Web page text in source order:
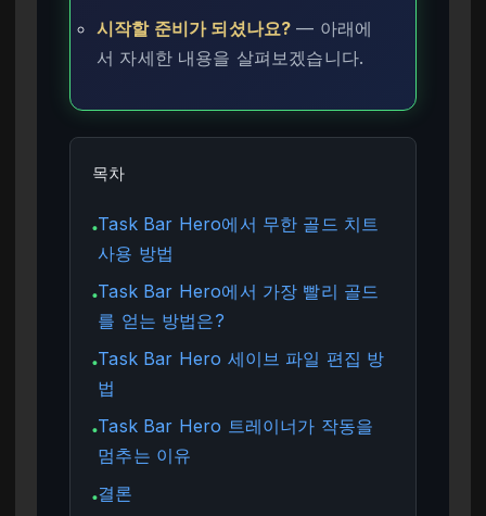
시작할 준비가 되셨나요? — 아래에
서 자세한 내용을 살펴보겠습니다.
목차
●Task Bar Hero에서 무한 골드 치트
사용 방법
●Task Bar Hero에서 가장 빨리 골드
를 얻는 방법은?
●Task Bar Hero 세이브 파일 편집 방
법
●Task Bar Hero 트레이너가 작동을
멈추는 이유
●결론